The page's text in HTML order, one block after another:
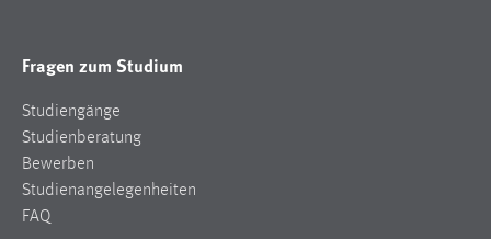
Fragen zum Studium
Studiengänge
Studienberatung
Bewerben
Studienangelegenheiten
FAQ